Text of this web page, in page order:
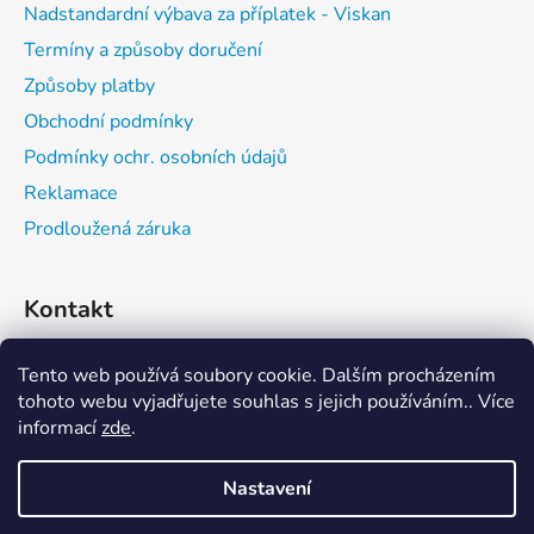
Tento web používá soubory cookie. Dalším procházením
tohoto webu vyjadřujete souhlas s jejich používáním.. Více
informacízde.
Nastavení
Nadstandardní výbava za příplatek - Viskan
Termíny a způsoby doručení
Způsoby platby
Obchodní podmínky
Podmínky ochr. osobních údajů
Reklamace
Prodloužená záruka
Kontakt
expedice@vitalwell.cz
608742111